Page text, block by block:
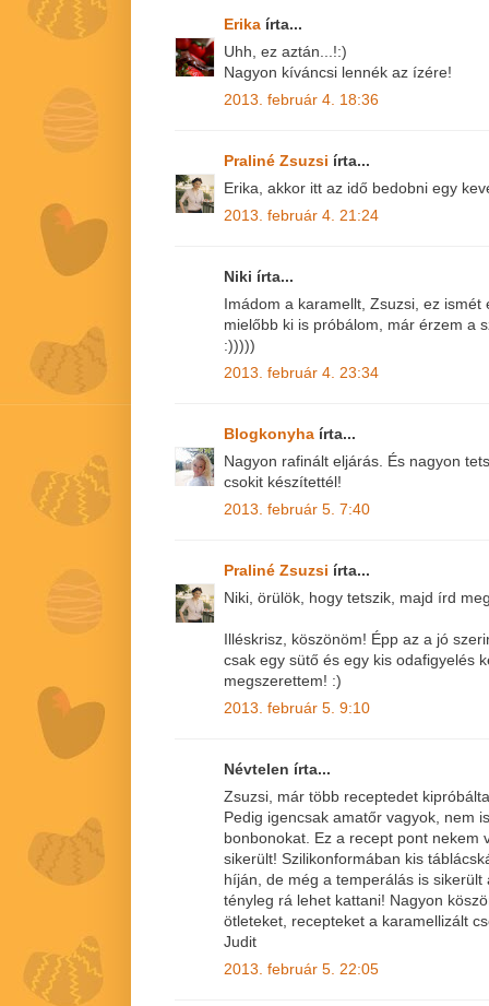
Erika írta...
Uhh, ez aztán...!:)
Nagyon kíváncsi lennék az ízére!
2013. február 4. 18:36
Praliné Zsuzsi írta...
Erika, akkor itt az idő bedobni egy
2013. február 4. 21:24
Niki írta...
Imádom a karamellt, Zsuzsi, ez ismét
mielőbb ki is próbálom, már érzem a
:)))))
2013. február 4. 23:34
Blogkonyha írta...
Nagyon rafinált eljárás. És nagyon
csokit készítettél!
2013. február 5. 7:40
Praliné Zsuzsi írta...
Niki, örülök, hogy tetszik, majd írd
Illéskrisz, köszönöm! Épp az a jó
csak egy sütő és egy kis odafigyelés
megszerettem! :)
2013. február 5. 9:10
Névtelen írta...
Zsuzsi, már több receptedet
Pedig igencsak amatőr vagyok, nem
bonbonokat. Ez a recept pont nekem
sikerült! Szilikonformában kis
híján, de még a temperálás is
tényleg rá lehet kattani! Nagyon
ötleteket, recepteket a karamellizált
Judit
2013. február 5. 22:05